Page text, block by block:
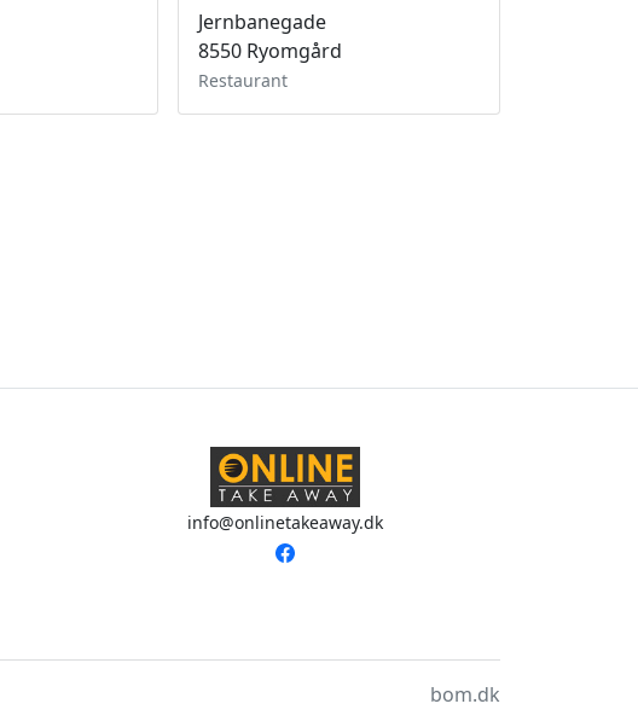
Jernbanegade
8550 Ryomgård
Restaurant
info@onlinetakeaway.dk
bom.dk